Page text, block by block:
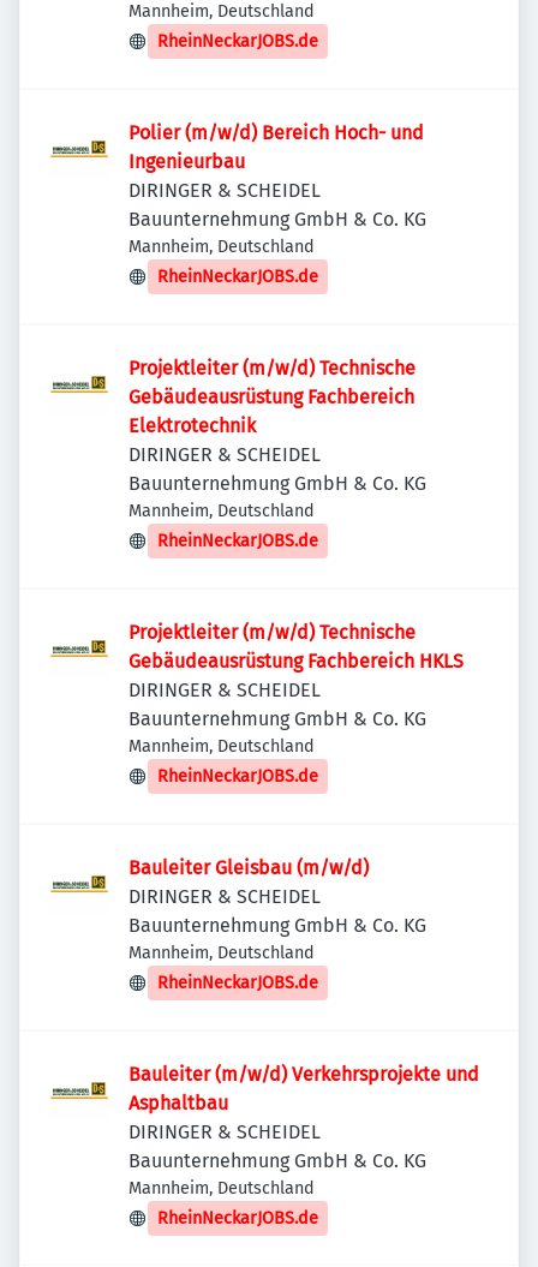
Mannheim, Deutschland
RheinNeckarJOBS.de
Polier (m/w/d) Bereich Hoch- und
Ingenieurbau
DIRINGER & SCHEIDEL
Bauunternehmung GmbH & Co. KG
Mannheim, Deutschland
RheinNeckarJOBS.de
Projektleiter (m/w/d) Technische
Gebäudeausrüstung Fachbereich
Elektrotechnik
DIRINGER & SCHEIDEL
Bauunternehmung GmbH & Co. KG
Mannheim, Deutschland
RheinNeckarJOBS.de
Projektleiter (m/w/d) Technische
Gebäudeausrüstung Fachbereich HKLS
DIRINGER & SCHEIDEL
Bauunternehmung GmbH & Co. KG
Mannheim, Deutschland
RheinNeckarJOBS.de
Bauleiter Gleisbau (m/w/d)
DIRINGER & SCHEIDEL
Bauunternehmung GmbH & Co. KG
Mannheim, Deutschland
RheinNeckarJOBS.de
Bauleiter (m/w/d) Verkehrsprojekte und
Asphaltbau
DIRINGER & SCHEIDEL
Bauunternehmung GmbH & Co. KG
Mannheim, Deutschland
RheinNeckarJOBS.de